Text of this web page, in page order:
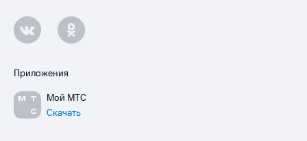
Приложения
Мой МТС
Скачать